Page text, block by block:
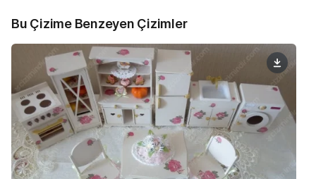
Bu Çizime Benzeyen Çizimler